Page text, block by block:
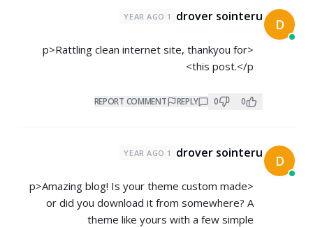
D
drover sointeru
1 YEAR AGO
<p>Rattling clean internet site, thankyou for
this post.</p>
0
0
REPLY
REPORT COMMENT
D
drover sointeru
1 YEAR AGO
<p>Amazing blog! Is your theme custom made
or did you download it from somewhere? A
theme like yours with a few simple